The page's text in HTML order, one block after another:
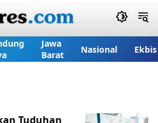
Jawa
Barat
Nasional Ekbis
Tuduhan